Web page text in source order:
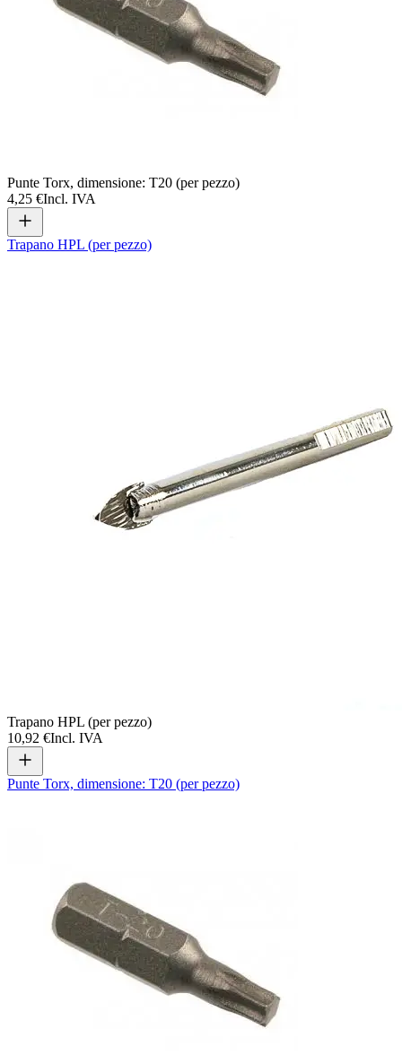
Punte Torx, dimensione: T20 (per pezzo)
4,25 €Incl. IVA
Trapano HPL (per pezzo)
Trapano HPL (per pezzo)
10,92 €Incl. IVA
Punte Torx, dimensione: T20 (per pezzo)